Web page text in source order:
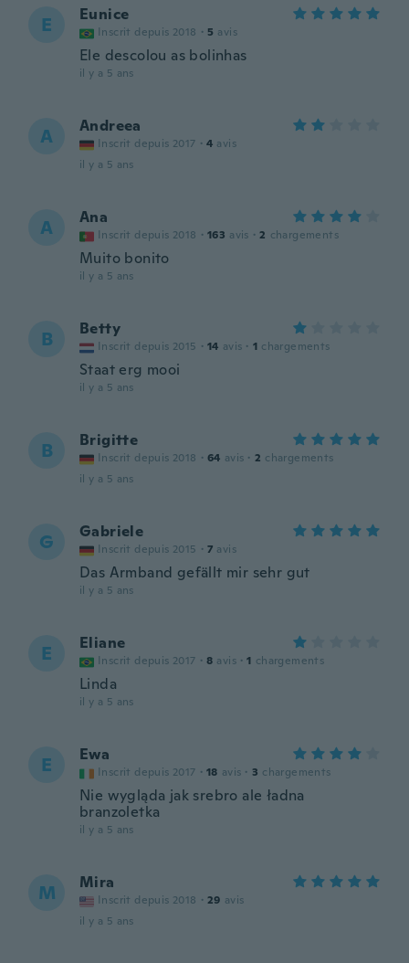
E Eunice
Inscrit depuis 2018 · 5 avis
Ele descolou as bolinhas
il y a 5 ans
A Andreea
Inscrit depuis 2017 · 4 avis
il y a 5 ans
A Ana
Inscrit depuis 2018 · 163 avis · 2 chargements
Muito bonito
il y a 5 ans
B Betty
Inscrit depuis 2015 · 14 avis · 1 chargements
Staat erg mooi
il y a 5 ans
B Brigitte
Inscrit depuis 2018 · 64 avis · 2 chargements
il y a 5 ans
G Gabriele
Inscrit depuis 2015 · 7 avis
Das Armband gefällt mir sehr gut
il y a 5 ans
E Eliane
Inscrit depuis 2017 · 8 avis · 1 chargements
Linda
il y a 5 ans
E Ewa
Inscrit depuis 2017 · 18 avis · 3 chargements
Nie wygląda jak srebro ale ładna
branzoletka
il y a 5 ans
M Mira
Inscrit depuis 2018 · 29 avis
il y a 5 ans